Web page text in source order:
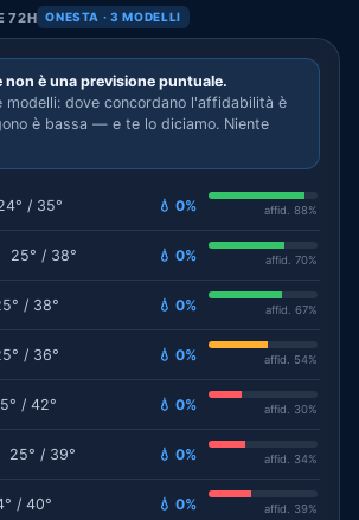
72H ONESTA · 3 MODELLI
non è una previsione puntuale.
modelli: dove concordano l'affidabilità è
è bassa — e te lo diciamo. Niente
/ 35° 💧 0% affid. 88%
25° / 38° 💧 0% affid. 70%
/ 38° 💧 0% affid. 67%
/ 36° 💧 0% affid. 54%
/ 42° 💧 0% affid. 30%
25° / 39° 💧 0% affid. 34%
/ 40° 💧 0% affid. 39%